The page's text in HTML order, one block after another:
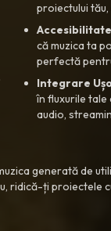
proiectului
că muzica ta
perfectă
Integrare
în fluxurile tale
audio,
generată de
ridică-ți proiectele